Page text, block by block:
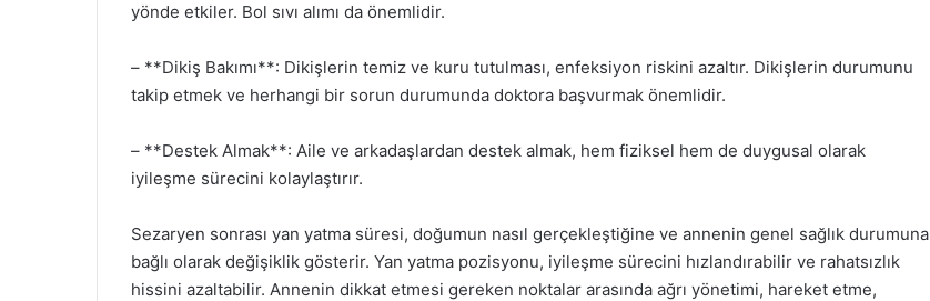
yönde etkiler. Bol sıvı alımı da önemlidir.
– **Dikiş Bakımı**: Dikişlerin temiz ve kuru tutulması, enfeksiyon riskini azaltır. Dikişlerin durumunu
takip etmek ve herhangi bir sorun durumunda doktora başvurmak önemlidir.
– **Destek Almak**: Aile ve arkadaşlardan destek almak, hem fiziksel hem de duygusal olarak
iyileşme sürecini kolaylaştırır.
Sezaryen sonrası yan yatma süresi, doğumun nasıl gerçekleştiğine ve annenin genel sağlık durumuna
bağlı olarak değişiklik gösterir. Yan yatma pozisyonu, iyileşme sürecini hızlandırabilir ve rahatsızlık
hissini azaltabilir. Annenin dikkat etmesi gereken noktalar arasında ağrı yönetimi, hareket etme,